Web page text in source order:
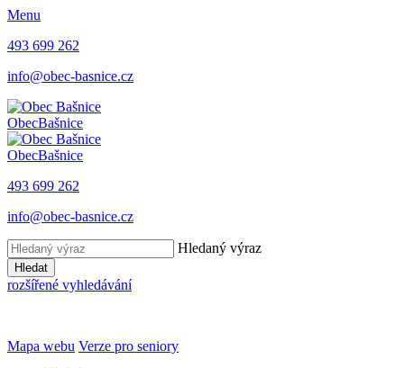
Menu
493 699 262
info@obec-basnice.cz
ObecBašnice
ObecBašnice
493 699 262
info@obec-basnice.cz
Hledaný výraz
Hledat
rozšířené vyhledávání
Mapa webu Verze pro seniory